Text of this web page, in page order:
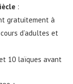
:
gratuitement à
d’adultes et
10 laïques avant